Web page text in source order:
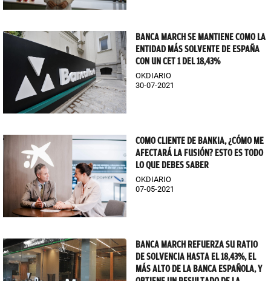
BANCA MARCH SE MANTIENE COMO LA
ENTIDAD MÁS SOLVENTE DE ESPAÑA
CON UN CET 1 DEL 18,43%
OKDIARIO
30-07-2021
COMO CLIENTE DE BANKIA, ¿CÓMO ME
AFECTARÁ LA FUSIÓN? ESTO ES TODO
LO QUE DEBES SABER
OKDIARIO
07-05-2021
BANCA MARCH REFUERZA SU RATIO
DE SOLVENCIA HASTA EL 18,43%, EL
MÁS ALTO DE LA BANCA ESPAÑOLA, Y